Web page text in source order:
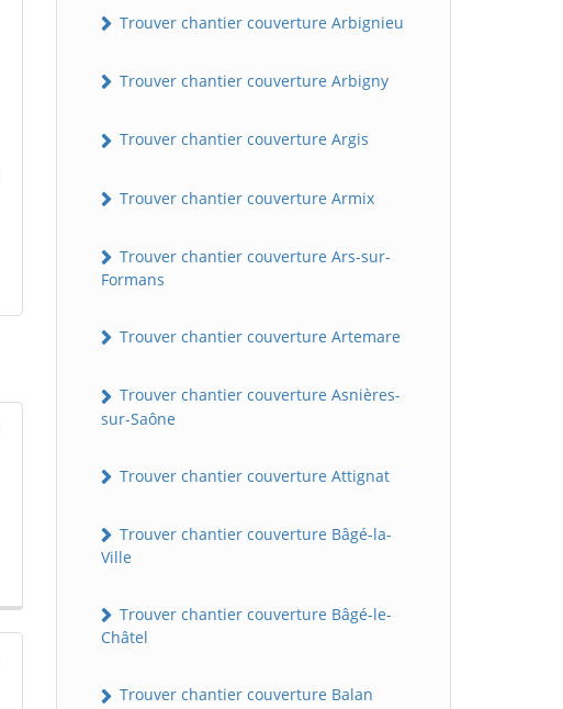
Trouver chantier couverture Arbignieu
Trouver chantier couverture Arbigny
Trouver chantier couverture Argis
Trouver chantier couverture Armix
Trouver chantier couverture Ars-sur-
Formans
Trouver chantier couverture Artemare
Trouver chantier couverture Asnières-
sur-Saône
Trouver chantier couverture Attignat
Trouver chantier couverture Bâgé-la-
Ville
Trouver chantier couverture Bâgé-le-
Châtel
Trouver chantier couverture Balan